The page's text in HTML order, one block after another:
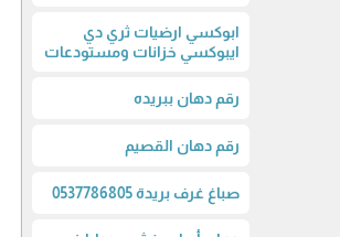
ابوكسي ارضيات ثري دي
ايبوكسي خزانات ومستودعات
رقم دهان ببريده
رقم دهان القصيم
صباغ غرف بريدة 0537786805